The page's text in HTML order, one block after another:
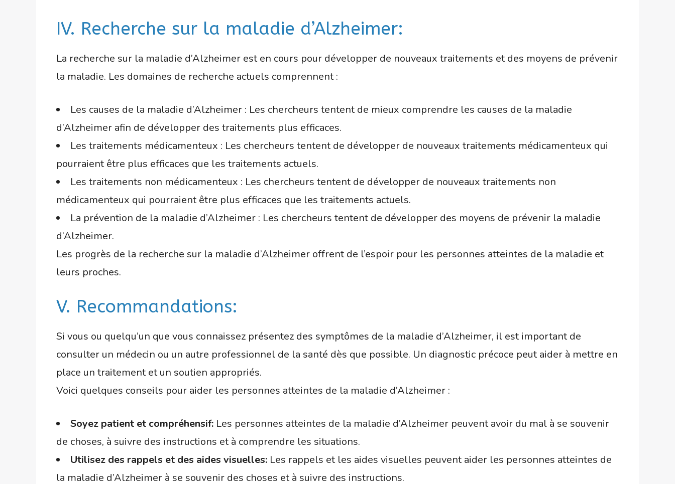
IV. Recherche sur la maladie d’Alzheimer:
La recherche sur la maladie d’Alzheimer est en cours pour développer de nouveaux traitements et des moyens de prévenir
la maladie. Les domaines de recherche actuels comprennent :
Les causes de la maladie d’Alzheimer : Les chercheurs tentent de mieux comprendre les causes de la maladie
d’Alzheimer afin de développer des traitements plus efficaces.
Les traitements médicamenteux : Les chercheurs tentent de développer de nouveaux traitements médicamenteux qui
pourraient être plus efficaces que les traitements actuels.
Les traitements non médicamenteux : Les chercheurs tentent de développer de nouveaux traitements non
médicamenteux qui pourraient être plus efficaces que les traitements actuels.
La prévention de la maladie d’Alzheimer : Les chercheurs tentent de développer des moyens de prévenir la maladie
d’Alzheimer.
Les progrès de la recherche sur la maladie d’Alzheimer offrent de l’espoir pour les personnes atteintes de la maladie et
leurs proches.
V. Recommandations:
Si vous ou quelqu’un que vous connaissez présentez des symptômes de la maladie d’Alzheimer, il est important de
consulter un médecin ou un autre professionnel de la santé dès que possible. Un diagnostic précoce peut aider à mettre en
place un traitement et un soutien appropriés.
Voici quelques conseils pour aider les personnes atteintes de la maladie d’Alzheimer :
Soyez patient et compréhensif: Les personnes atteintes de la maladie d’Alzheimer peuvent avoir du mal à se souvenir
de choses, à suivre des instructions et à comprendre les situations.
Utilisez des rappels et des aides visuelles: Les rappels et les aides visuelles peuvent aider les personnes atteintes de
la maladie d’Alzheimer à se souvenir des choses et à suivre des instructions.